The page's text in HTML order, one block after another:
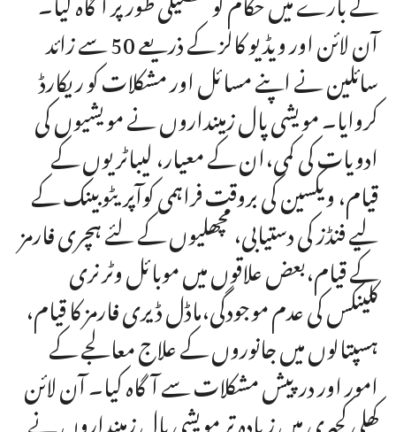
آن لائن اور ویڈیو کالز کے ذریعے 50 سے زائد
سائلین نے اپنے مسائل اور مشکلات کو ریکارڈ
کروایا۔ مویشی پال زمینداروں نے مویشیوں کی
ادویات کی کمی،ان کے معیار، لیباٹریوں کے
قیام، ویکسین کی بروقت فراہمی کوآپریٹوبینک کے
لیے فنڈز کی دستیابی، مچھلیوں کے لئے ہچری فارمز
کے قیام،بعض علاقوں میں موبائل وٹرنری
کلینکس کی عدم موجودگی،ماڈل ڈیری فارمز کا قیام،
ہسپتالوں میں جانوروں کے علاج معالجے کے
امور اور درپیش مشکلات سے آگاہ کیا۔ آن لائن
کھلی کچہری میں زیادہ تر مویشی پال زمینداروں نے